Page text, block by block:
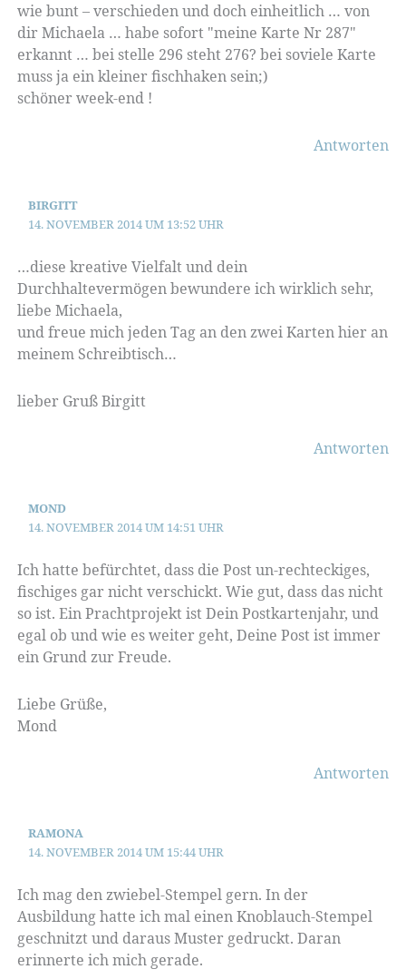
wie bunt – verschieden und doch einheitlich … von
dir Michaela … habe sofort "meine Karte Nr 287"
erkannt … bei stelle 296 steht 276? bei soviele Karte
muss ja ein kleiner fischhaken sein;)
schöner week-end !
Antworten
BIRGITT
14. NOVEMBER 2014 UM 13:52 UHR
…diese kreative Vielfalt und dein
Durchhaltevermögen bewundere ich wirklich sehr,
liebe Michaela,
und freue mich jeden Tag an den zwei Karten hier an
meinem Schreibtisch…
lieber Gruß Birgitt
Antworten
MOND
14. NOVEMBER 2014 UM 14:51 UHR
Ich hatte befürchtet, dass die Post un-rechteckiges,
fischiges gar nicht verschickt. Wie gut, dass das nicht
so ist. Ein Prachtprojekt ist Dein Postkartenjahr, und
egal ob und wie es weiter geht, Deine Post ist immer
ein Grund zur Freude.
Liebe Grüße,
Mond
Antworten
RAMONA
14. NOVEMBER 2014 UM 15:44 UHR
Ich mag den zwiebel-Stempel gern. In der
Ausbildung hatte ich mal einen Knoblauch-Stempel
geschnitzt und daraus Muster gedruckt. Daran
erinnerte ich mich gerade.